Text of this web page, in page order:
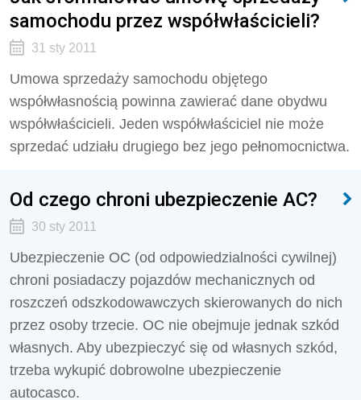
samochodu przez współwłaścicieli?
31 sty 2011
Umowa sprzedaży samochodu objętego
współwłasnością powinna zawierać dane obydwu
współwłaścicieli. Jeden współwłaściciel nie może
sprzedać udziału drugiego bez jego pełnomocnictwa.
Od czego chroni ubezpieczenie AC?
30 sty 2011
Ubezpieczenie OC (od odpowiedzialności cywilnej)
chroni posiadaczy pojazdów mechanicznych od
roszczeń odszkodowawczych skierowanych do nich
przez osoby trzecie. OC nie obejmuje jednak szkód
własnych. Aby ubezpieczyć się od własnych szkód,
trzeba wykupić dobrowolne ubezpieczenie
autocasco.